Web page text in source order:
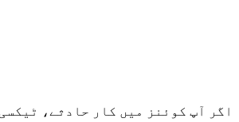
اگر آپ کوئنز میں کار حادثے،